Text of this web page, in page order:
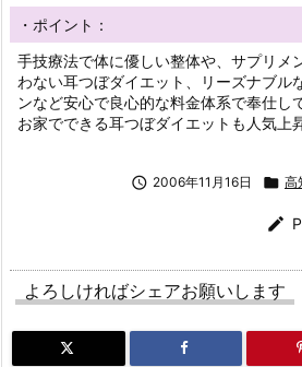
・ポイント：
手技療法で体に優しい整体や、サプリメ
わない耳つぼダイエット、リーズナブル
ンなど安心で良心的な料金体系で奉仕し
お家でできる耳つぼダイエットも人気上
 2006年11月16日  高

よろしければシェアお願いします